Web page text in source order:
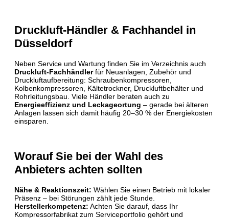
Druckluft-Händler & Fachhandel in
Düsseldorf
Neben Service und Wartung finden Sie im Verzeichnis auch
Druckluft-Fachhändlerfür Neuanlagen, Zubehör und
Druckluftaufbereitung: Schraubenkompressoren,
Kolbenkompressoren, Kältetrockner, Druckluftbehälter und
Rohrleitungsbau. Viele Händler beraten auch zu
Energieeffizienz und Leckageortung – gerade bei älteren
Anlagen lassen sich damit häufig 20–30 % der Energiekosten
einsparen.
Worauf Sie bei der Wahl des
Anbieters achten sollten
Nähe & Reaktionszeit: Wählen Sie einen Betrieb mit lokaler
Präsenz – bei Störungen zählt jede Stunde.
Herstellerkompetenz: Achten Sie darauf, dass Ihr
Kompressorfabrikat zum Serviceportfolio gehört und